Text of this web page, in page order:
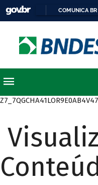
COMUNICA BR